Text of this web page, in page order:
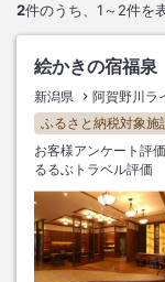
2件のうち、 1～2件を
絵かきの宿福泉
新潟県 阿賀野川ラ
ふるさと納税対象施
お客様アンケート評価
るるぶトラベル評価